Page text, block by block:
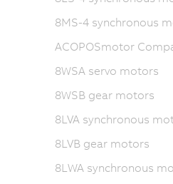
8MS-4 synchronous
ACOPOSmotor
8WSA servo motors
8WSB gear motors
8LVA synchronous
8LVB gear motors
8LWA synchronous